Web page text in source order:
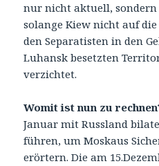
nur nicht aktuell,
solange Kiew nicht auf
den Separatisten in den
Luhansk besetzten
verzichtet.
Womit ist nun zu
Januar mit Russland
führen, um Moskaus
erörtern. Die am